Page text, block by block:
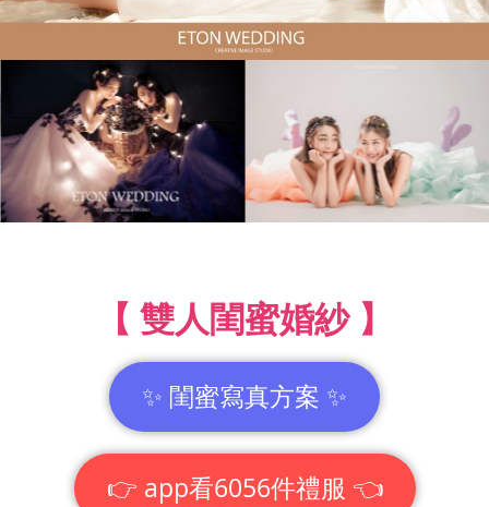
【 雙人閨蜜婚紗 】
✨ 閨蜜寫真方案 ✨
👉 app看6056件禮服 👈